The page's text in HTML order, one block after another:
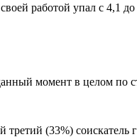
работой упал с 4,1 до
момент в целом по
(33%)